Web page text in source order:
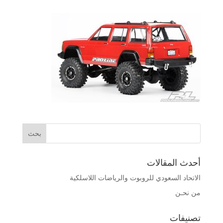
أحدث المقالات
الاتحاد السعودي للروبوت والرياضات اللاسلكية
من نحـن
تصنيفات